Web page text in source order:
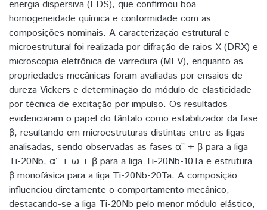
energia dispersiva (EDS), que confirmou boa
homogeneidade química e conformidade com as
composições nominais. A caracterização estrutural e
microestrutural foi realizada por difração de raios X (DRX) e
microscopia eletrônica de varredura (MEV), enquanto as
propriedades mecânicas foram avaliadas por ensaios de
dureza Vickers e determinação do módulo de elasticidade
por técnica de excitação por impulso. Os resultados
evidenciaram o papel do tântalo como estabilizador da fase
β, resultando em microestruturas distintas entre as ligas
analisadas, sendo observadas as fases α’’ + β para a liga
Ti-20Nb, α’’ + ω + β para a liga Ti-20Nb-10Ta e estrutura
β monofásica para a liga Ti-20Nb-20Ta. A composição
influenciou diretamente o comportamento mecânico,
destacando-se a liga Ti-20Nb pelo menor módulo elástico,